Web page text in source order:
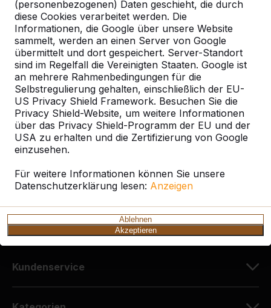
(personenbezogenen) Daten geschieht, die durch
diese Cookies verarbeitet werden. Die
Informationen, die Google über unsere Website
sammelt, werden an einen Server von Google
übermittelt und dort gespeichert. Server-Standort
sind im Regelfall die Vereinigten Staaten. Google ist
an mehrere Rahmenbedingungen für die
Selbstregulierung gehalten, einschließlich der EU-
US Privacy Shield Framework. Besuchen Sie die
Privacy Shield-Website, um weitere Informationen
über das Privacy Shield-Programm der EU und der
USA zu erhalten und die Zertifizierung von Google
einzusehen.
Für weitere Informationen können Sie unsere
Datenschutzerklärung lesen: Anzeigen
Ablehnen
Akzeptieren
Kontakt
HeBlad Deutschland
Diekerstraße 97
42781 Haan
Deutschland
+49 212 934 77 25
info@HeBlad.de
Kundenservice